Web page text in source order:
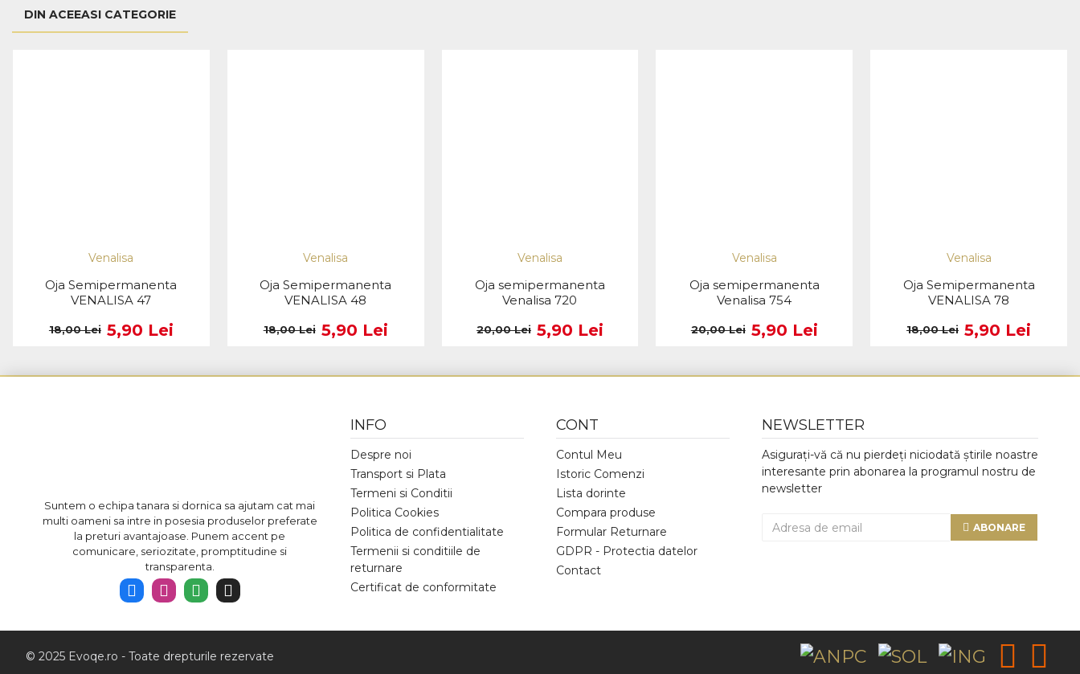
DIN ACEEASI CATEGORIE
Venalisa
Oja Semipermanenta
VENALISA 47
5,90 Lei
18,00 Lei
Venalisa
Oja Semipermanenta
VENALISA 48
5,90 Lei
18,00 Lei
Venalisa
Oja semipermanenta
Venalisa 720
5,90 Lei
20,00 Lei
Venalisa
Oja semipermanenta
Venalisa 754
5,90 Lei
20,00 Lei
Venalisa
Oja Semipermanenta
VENALISA 78
5,90 Lei
18,00 Lei
Suntem o echipa tanara si dornica sa ajutam cat mai
multi oameni sa intre in posesia produselor preferate
la preturi avantajoase. Punem accent pe
comunicare, seriozitate, promptitudine si
transparenta.
INFO
Despre noi
Transport si Plata
Termeni si Conditii
Politica Cookies
Politica de confidentialitate
Termenii si conditiile de
returnare
Certificat de conformitate
CONT
Contul Meu
Istoric Comenzi
Lista dorinte
Compara produse
Formular Returnare
GDPR - Protectia datelor
Contact
NEWSLETTER
Asigurați-vă că nu pierdeți niciodată știrile noastre
interesante prin abonarea la programul nostru de
newsletter
ABONARE
© 2025 Evoqe.ro - Toate drepturile rezervate